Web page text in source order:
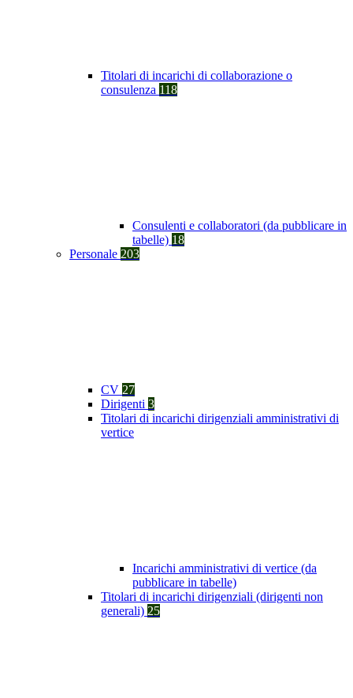
Titolari di incarichi di collaborazione o
consulenza 118
Consulenti e collaboratori (da pubblicare in
tabelle) 18
Personale 203
CV 27
Dirigenti 3
Titolari di incarichi dirigenziali amministrativi di
vertice
Incarichi amministrativi di vertice (da
pubblicare in tabelle)
Titolari di incarichi dirigenziali (dirigenti non
generali) 25